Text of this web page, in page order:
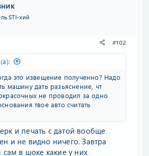
STI-хий
#102
это извещение полученно? Надо
машину дать разьяснение, чт
не проводил за одно
твое авто считать
и печать с датой вообще
и не видно ничего. Завтра
сам в шоке какие у них